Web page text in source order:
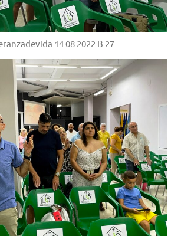
14 08 2022 B 27